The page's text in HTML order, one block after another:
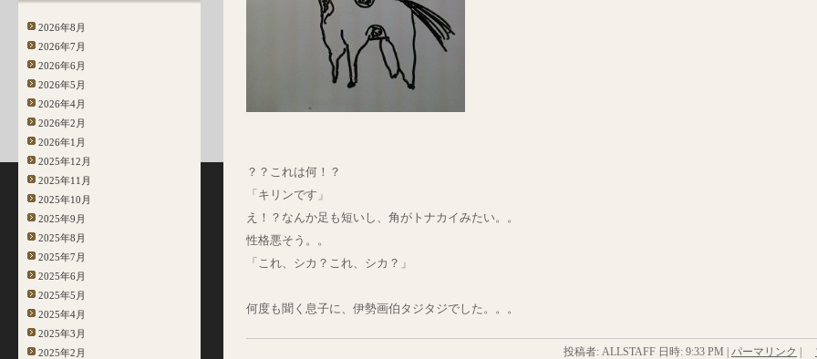
2026年8月
2026年7月
2026年6月
2026年5月
2026年4月
2026年2月
2026年1月
2025年12月
2025年11月
2025年10月
2025年9月
2025年8月
2025年7月
2025年6月
2025年5月
2025年4月
2025年3月
2025年2月
？？これは何！？
「キリンです」
え！？なんか足も短いし、角がトナカイみたい。。
性格悪そう。。
「これ、シカ？これ、シカ？」
何度も聞く息子に、伊勢画伯タジタジでした。。。
投稿者: ALLSTAFF 日時: 9:33 PM パーマリンク